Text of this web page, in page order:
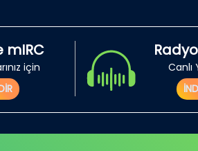
mIRC
için
Canlı